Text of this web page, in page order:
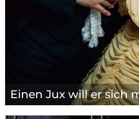
Einen Jux will er sich